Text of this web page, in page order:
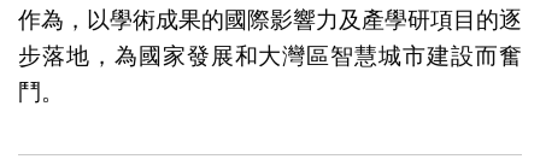
作為，以學術成果的國際影響力及產學研項目的逐
步落地，為國家發展和大灣區智慧城市建設而奮
鬥。